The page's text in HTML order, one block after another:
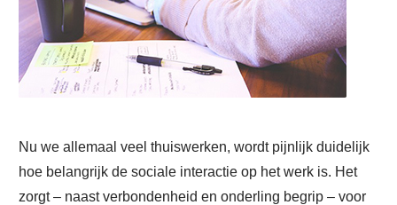
Nu we allemaal veel thuiswerken, wordt pijnlijk duidelijk
hoe belangrijk de sociale interactie op het werk is. Het
zorgt – naast verbondenheid en onderling begrip – voor